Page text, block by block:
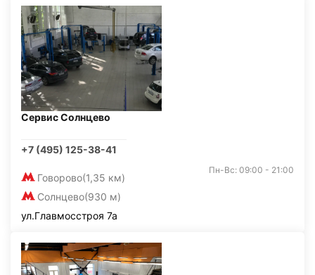
Сервис Солнцево
+7 (495) 125-38-41
Говорово(1,35 км)
Солнцево(930 м)
Пн-Вс: 09:00 - 21:00
ул.Главмосстроя 7а